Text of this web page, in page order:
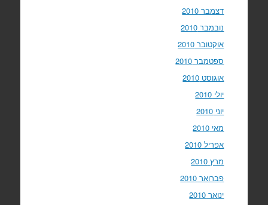
דצמבר 2010
נובמבר 2010
אוקטובר 2010
ספטמבר 2010
אוגוסט 2010
יולי 2010
יוני 2010
מאי 2010
אפריל 2010
מרץ 2010
פברואר 2010
ינואר 2010